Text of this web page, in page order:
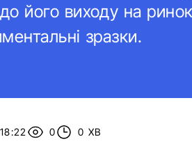
його виходу на
зразки.
0 0 ХВ